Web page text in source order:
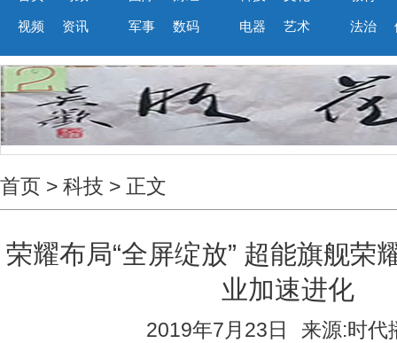
视频 资讯 军事 数码 电器 艺术 法治
首页 > 科技 > 正文
荣耀布局“全屏绽放” 超能旗舰荣
业加速进化
2019年7月23日 来源:时代